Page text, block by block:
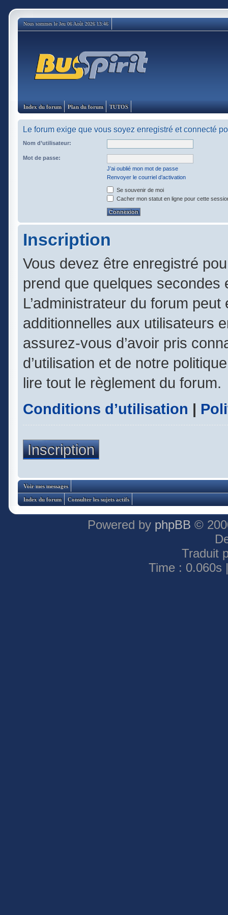
Nous sommes le Jeu 06 Août 2026 13:46
Index du forum Plan du forum TUTOS
Le forum exige que vous soyez enregistré et connecté
Nom d’utilisateur:
Mot de passe:
J’ai oublié mon mot de passe
Renvoyer le courriel d’activation
Se souvenir de moi
Cacher mon statut en ligne pour cette
Inscription
Vous devez être enregistré
prend que quelques
L’administrateur du forum
additionnelles aux utilisateurs
assurez-vous d’avoir pris
d’utilisation et de notre
lire tout le règlement du forum.
Conditions d’utilisation |
Inscription
Voir mes messages
Index du forum Consulter les sujets actifs
Powered by phpBB ©
Traduit
Time : 0.060s